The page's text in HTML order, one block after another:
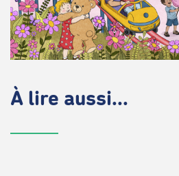
À lire aussi...